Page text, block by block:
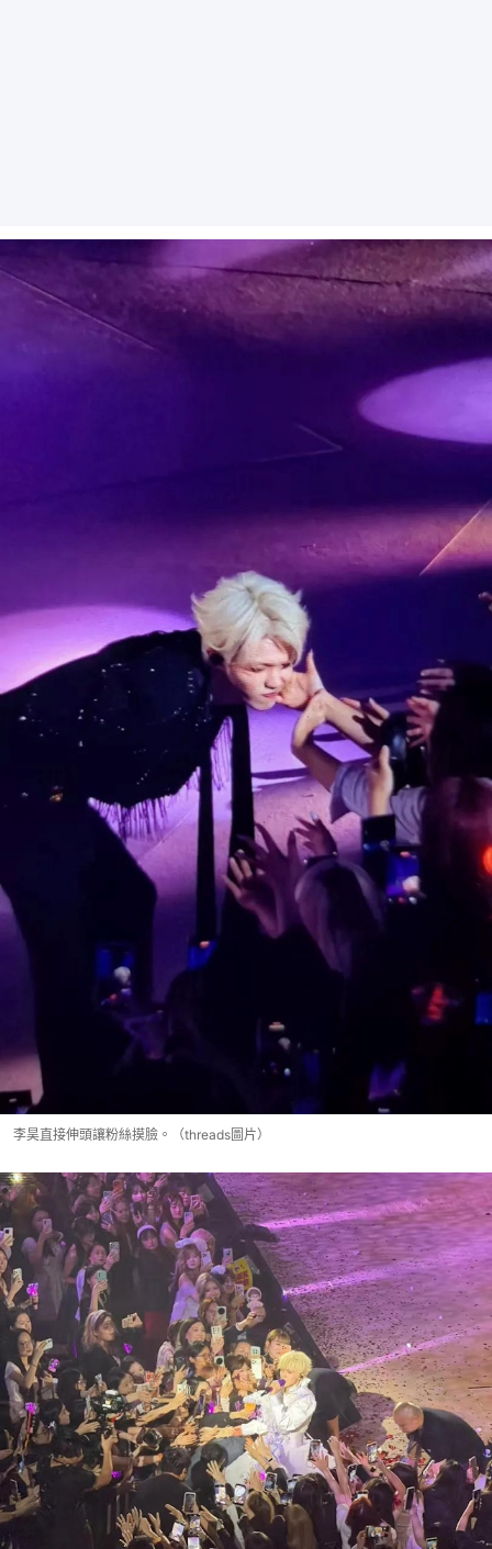
李昊直接伸頭讓粉絲摸臉。（threads圖片）